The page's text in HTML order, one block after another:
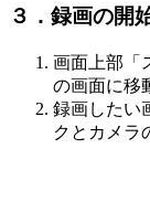
３．録画の開
画面上部「
の画面に移
録画したい
クとカメラ